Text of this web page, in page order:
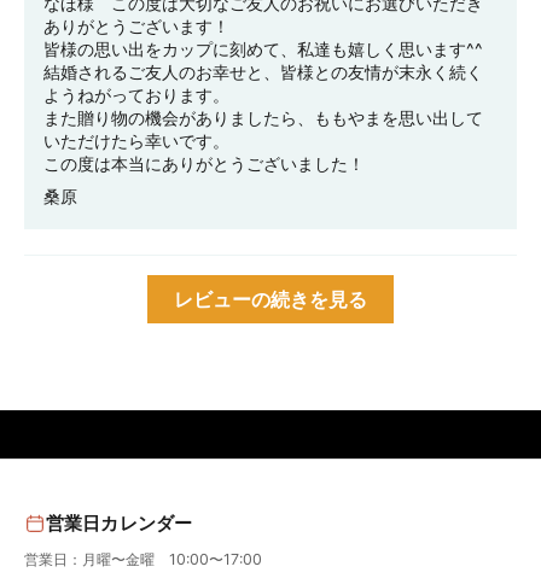
ありがとうございます！
皆様の思い出をカップに刻めて、私達も嬉しく思います^^
結婚されるご友人のお幸せと、皆様との友情が末永く続く
ようねがっております。
また贈り物の機会がありましたら、ももやまを思い出して
いただけたら幸いです。
この度は本当にありがとうございました！
桑原
レビューの続きを見る
営業日カレンダー
営業日：月曜〜金曜 10:00〜17:00